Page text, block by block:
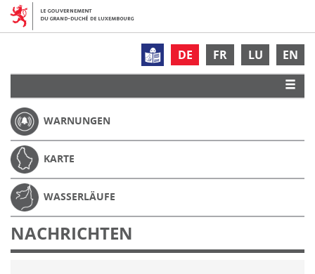
DE FR LU EN
WARNUNGEN
KARTE
WASSERLÄUFE
NACHRICHTEN